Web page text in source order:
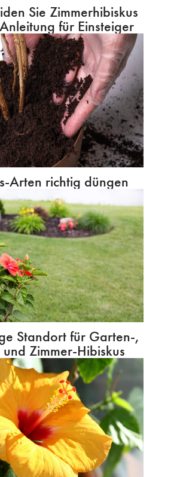
Sie Zimmerhibiskus
für Einsteiger
Arten richtig düngen
Standort für Garten-,
Zimmer-Hibiskus